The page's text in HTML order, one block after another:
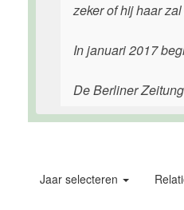
zeker of hij haar
In januari 2017
De Berliner